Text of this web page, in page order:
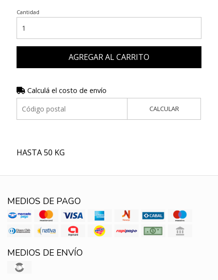
Cantidad
AGREGAR AL CARRITO
Calculá el costo de envío
CALCULAR
HASTA 50 KG
MEDIOS DE PAGO
MEDIOS DE ENVÍO